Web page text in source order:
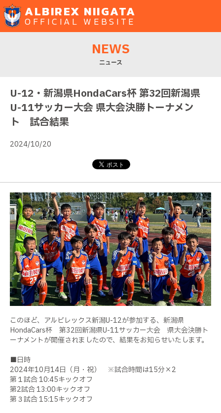
ALBIREX NIIGATA
OFFICIAL WEBSITE
NEWS
ニュース
U-12・新潟県HondaCars杯 第32回新潟県
U-11サッカー大会 県大会決勝トーナメン
ト 試合結果
2024/10/20
このほど、アルビレックス新潟U-12が参加する、新潟県
HondaCars杯 第32回新潟県U-11サッカー大会 県大会決勝ト
ーナメントが開催されましたので、結果をお知らせいたします。
■日時
2024年10月14日（月・祝） ※試合時間は15分×2
第１試合 10:45キックオフ
第2試合 13:00キックオフ
第３試合 15:15キックオフ